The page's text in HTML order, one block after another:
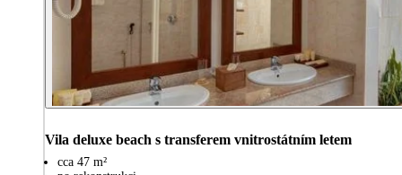
Vila deluxe beach s transferem vnitrostátním letem
cca 47 m²